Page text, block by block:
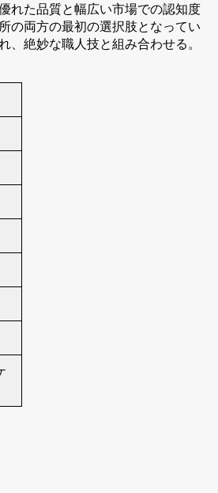
れた品質と幅広い市場での認知度
の両方の最初の選択肢となってい
、絶妙な職人技と組み合わせる。